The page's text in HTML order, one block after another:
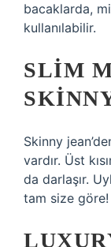
bacaklarda,
kullanılabilir.
SLIM
Skinny
vardır. Üst
da darlaşır.
tam size